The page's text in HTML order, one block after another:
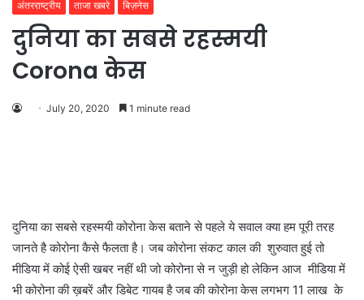
अंतरराष्ट्रीय ताजा खबरे बिज़नेस
दुनिया का सबसे रहस्मयी
Corona केस
July 20, 2020 1 minute read
दुनिया का सबसे रहस्मयी कोरोना केस बताने से पहले ये सवाल क्या हम पूरी तरह
जानते है कोरोना कैसे फैलता है। जब कोरोना संकट काल की शुरुवात हुई तो
मीडिया में कोई ऐसी खबर नहीं थी जो कोरोना से न जुड़ी हो लेकिन आज मीडिया में
भी कोरोना की ख़बरें और डिबेट गायब है जब की कोरोना केस लगभग 11 लाख के